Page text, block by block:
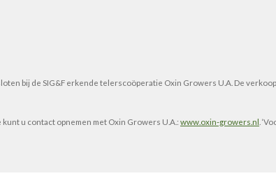
bij de SIG&F erkende telerscoöperatie Oxin Growers U.A. De
u contact opnemen met Oxin Growers U.A.: www.oxin-growers.nl